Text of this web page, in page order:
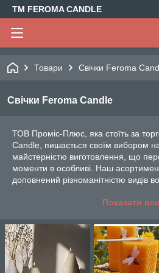
TM FEROMA CANDLE
Товари Свічки Feroma
Свічки Feroma Candle
ТОВ Проміс-Плюс, яка стоїть за
Candle, пишається своїм вибором
майстерністю виготовлення, що
моменти в особливі. Наш асортимент
доповнений різноманітністю видів
Свічки із натуральних восків
Наші свічки виготовлені з
соєвий, кокосовий, пальмовий та
пропонує чисте та довготривале
та природний аромат, який
Показати все